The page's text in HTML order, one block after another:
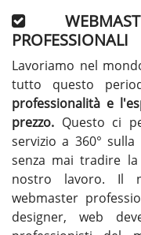
PROFESSIONALI
Lavoriamo nel
tutto questo
professionalità e
prezzo. Questo ci
servizio a 360°
senza mai tradire
nostro lavoro. Il
webmaster
designer, web